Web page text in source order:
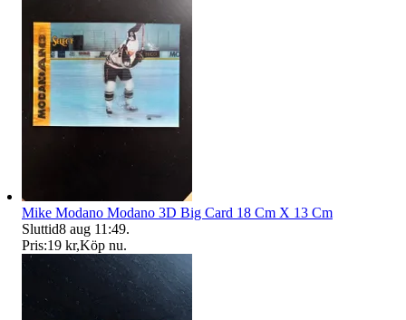
Mike Modano Modano 3D Big Card 18 Cm X 13 Cm
Sluttid8 aug 11:49.
Pris:19 kr,Köp nu.